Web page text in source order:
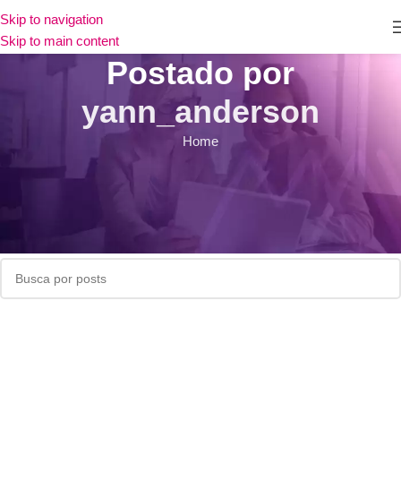
Skip to navigation
Skip to main content
Postado por
yann_anderson
Home
Nada encontrado
Desculpas, mas nenhum resultado foi encontrado. Talvez a
pesquisa ajude a encontrar um post relacionado.